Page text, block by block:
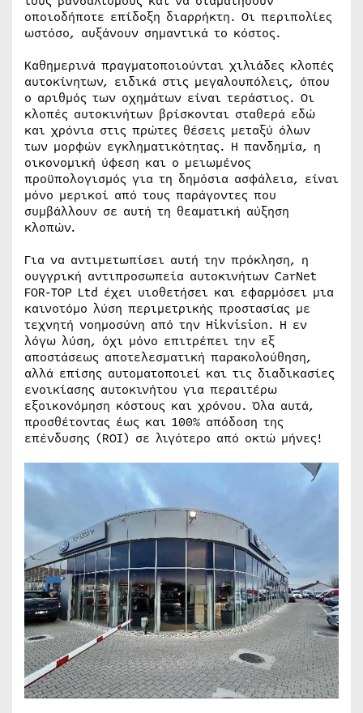
οποιοδήποτε επίδοξη διαρρήκτη. Οι περιπολίες
ωστόσο, αυξάνουν σημαντικά το κόστος.
Καθημερινά πραγματοποιούνται χιλιάδες κλοπές
αυτοκίνητων, ειδικά στις μεγαλουπόλεις, όπου
ο αριθμός των οχημάτων είναι τεράστιος. Οι
κλοπές αυτοκινήτων βρίσκονται σταθερά εδώ
και χρόνια στις πρώτες θέσεις μεταξύ όλων
των μορφών εγκληματικότητας. Η πανδημία, η
οικονομική ύφεση και ο μειωμένος
προϋπολογισμός για τη δημόσια ασφάλεια, είναι
μόνο μερικοί από τους παράγοντες που
συμβάλλουν σε αυτή τη θεαματική αύξηση
κλοπών.
Για να αντιμετωπίσει αυτή την πρόκληση, η
ουγγρική αντιπροσωπεία αυτοκινήτων CarNet
FOR-TOP Ltd έχει υιοθετήσει και εφαρμόσει μια
καινοτόμο λύση περιμετρικής προστασίας με
τεχνητή νοημοσύνη από την Hikvision. Η εν
λόγω λύση, όχι μόνο επιτρέπει την εξ
αποστάσεως αποτελεσματική παρακολούθηση,
αλλά επίσης αυτοματοποιεί και τις διαδικασίες
ενοικίασης αυτοκινήτου για περαιτέρω
εξοικονόμηση κόστους και χρόνου. Όλα αυτά,
προσθέτοντας έως και 100% απόδοση της
επένδυσης (ROI) σε λιγότερο από οκτώ μήνες!